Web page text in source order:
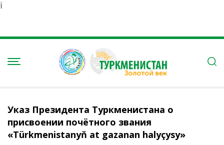
Ï
Указ Президента Туркменистана о
присвоении почётного звания
«Türkmenistanyň at gazanan halyçysy»